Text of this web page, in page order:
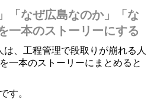
「なぜ広島なのか」「な
一本のストーリーにする
、工程管理で段取りが崩れる人
一本のストーリーにまとめると
す。